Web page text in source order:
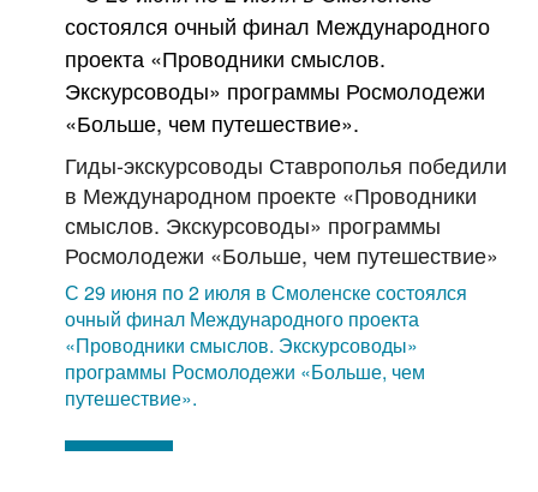
Гиды-экскурсоводы Ставрополья победили
в Международном проекте «Проводники
смыслов. Экскурсоводы» программы
Росмолодежи «Больше, чем путешествие»
С 29 июня по 2 июля в Смоленске состоялся
очный финал Международного проекта
«Проводники смыслов. Экскурсоводы»
программы Росмолодежи «Больше, чем
путешествие».